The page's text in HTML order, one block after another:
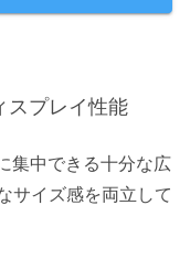
スプレイ性能
集中できる十分な広
サイズ感を両立して